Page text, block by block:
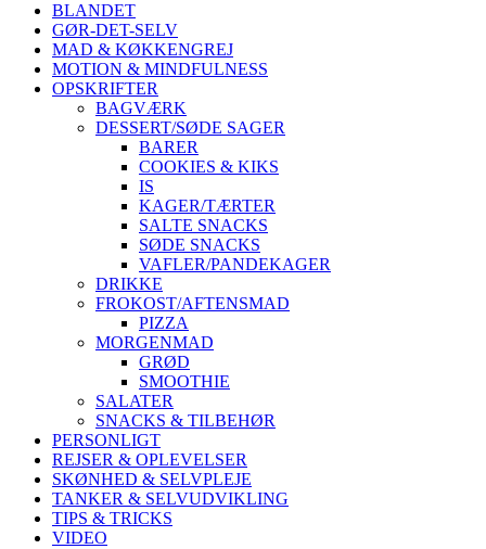
BLANDET
GØR-DET-SELV
MAD & KØKKENGREJ
MOTION & MINDFULNESS
OPSKRIFTER
BAGVÆRK
DESSERT/SØDE SAGER
BARER
COOKIES & KIKS
IS
KAGER/TÆRTER
SALTE SNACKS
SØDE SNACKS
VAFLER/PANDEKAGER
DRIKKE
FROKOST/AFTENSMAD
PIZZA
MORGENMAD
GRØD
SMOOTHIE
SALATER
SNACKS & TILBEHØR
PERSONLIGT
REJSER & OPLEVELSER
SKØNHED & SELVPLEJE
TANKER & SELVUDVIKLING
TIPS & TRICKS
VIDEO